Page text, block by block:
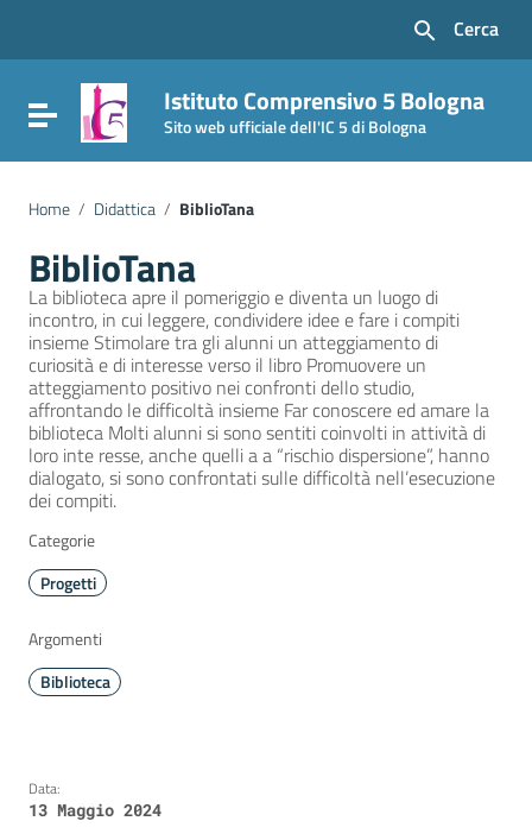
Vai al footer
Cerca
Attiva / disattiva la navigazione
Istituto Comprensivo 5 Bologna
Sito web ufficiale dell'IC 5 di Bologna
Home / Didattica / BiblioTana
BiblioTana
La biblioteca apre il pomeriggio e diventa un luogo di
incontro, in cui leggere, condividere idee e fare i compiti
insieme Stimolare tra gli alunni un atteggiamento di
curiosità e di interesse verso il libro Promuovere un
atteggiamento positivo nei confronti dello studio,
affrontando le difficoltà insieme Far conoscere ed amare la
biblioteca Molti alunni si sono sentiti coinvolti in attività di
loro inte resse, anche quelli a a “rischio dispersione”, hanno
dialogato, si sono confrontati sulle difficoltà nell’esecuzione
dei compiti.
Categorie
Progetti
Argomenti
Biblioteca
Data:
13 Maggio 2024